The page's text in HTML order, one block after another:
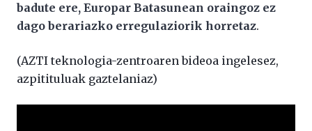
badute ere, Europar Batasunean oraingoz ez
dago berariazko erregulaziorik horretaz.
(AZTI teknologia-zentroaren bideoa ingelesez,
azpitituluak gaztelaniaz)